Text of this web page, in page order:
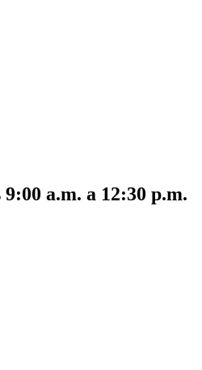
a.m. a 12:30 p.m.